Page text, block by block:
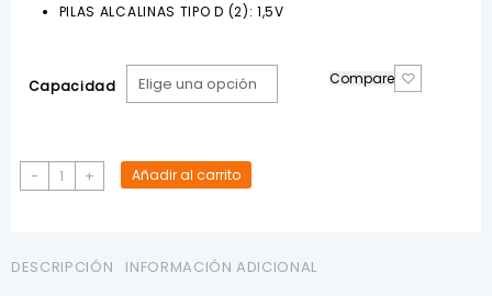
PILAS ALCALINAS TIPO D (2): 1,5V
Capacidad
-
Calefón
a
cantidad
+ Añadir al carrito
Compare
DESCRIPCIÓN
INFORMACIÓN ADICIONAL